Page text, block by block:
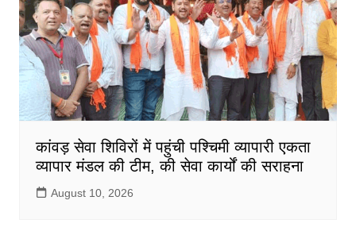
कांवड़ सेवा शिविरों में पहुंची पश्चिमी व्यापारी एकता
व्यापार मंडल की टीम, की सेवा कार्यों की सराहना
August 10, 2026